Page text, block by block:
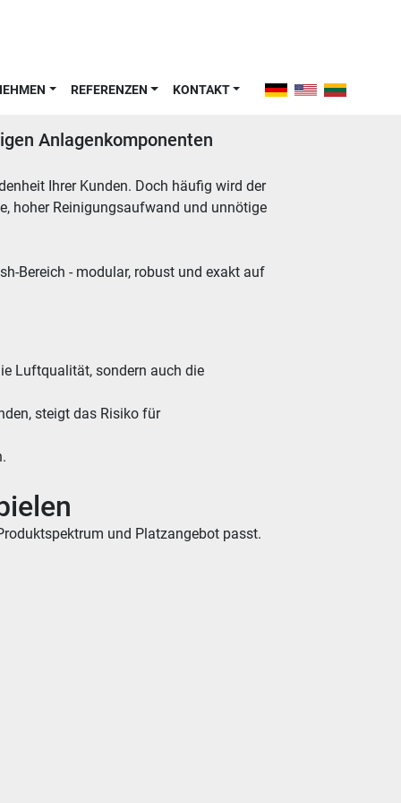
REFERENZEN KONTAKT
Anlagenkomponenten
Ihrer Kunden. Doch häufig wird der
hoher Reinigungsaufwand und unnötige
Bereich - modular, robust und exakt auf
Luftqualität, sondern auch die
steigt das Risiko für
und Platzangebot passt.